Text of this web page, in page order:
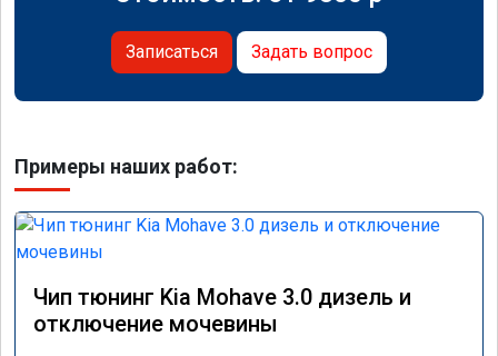
Записаться Задать вопрос
Примеры наших работ:
Чип тюнинг Kia Mohave 3.0 дизель и
отключение мочевины